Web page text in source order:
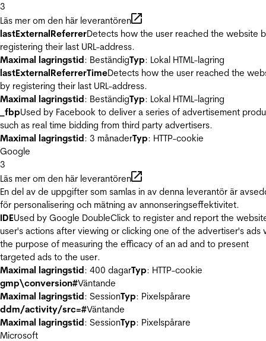
3
Läs mer om den här leverantören
lastExternalReferrerDetects how the user reached the website
registering their last URL-address.
Maximal lagringstid: BeständigTyp: Lokal HTML-lagring
lastExternalReferrerTimeDetects how the user reached the
by registering their last URL-address.
Maximal lagringstid: BeständigTyp: Lokal HTML-lagring
_fbpUsed by Facebook to deliver a series of advertisement
such as real time bidding from third party advertisers.
Maximal lagringstid: 3 månaderTyp: HTTP-cookie
Google
3
Läs mer om den här leverantören
En del av de uppgifter som samlas in av denna leverantör är
för personalisering och mätning av annonseringseffektivitet.
IDEUsed by Google DoubleClick to register and report the
user's actions after viewing or clicking one of the advertiser's ads
the purpose of measuring the efficacy of an ad and to present
targeted ads to the user.
Maximal lagringstid: 400 dagarTyp: HTTP-cookie
gmp\conversion#Väntande
Maximal lagringstid: SessionTyp: Pixelspårare
ddm/activity/src=#Väntande
Maximal lagringstid: SessionTyp: Pixelspårare
Microsoft